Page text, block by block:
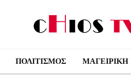
ΠΟΛΙΤΙΣΜΟΣ ΜΑΓΕΙΡΙΚΗ